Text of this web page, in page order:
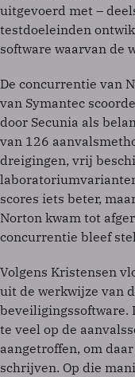
uitgevoerd met –
testdoeleinden
software waarvan de
De concurrentie van
van Symantec
door Secunia als
van 126
dreigingen, vrij
scores iets beter,
Norton kwam tot
concurrentie bleef
Volgens Kristensen
uit de werkwijze van
beveiligingssoftware.
te veel op de
aangetroffen, om
schrijven. Op die